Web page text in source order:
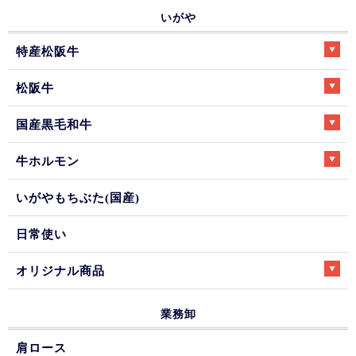
いがや
特産松阪牛
松阪牛
国産黒毛和牛
牛ホルモン
いがやもちぶた(国産)
日常使い
オリジナル商品
業務卸
肩ロース